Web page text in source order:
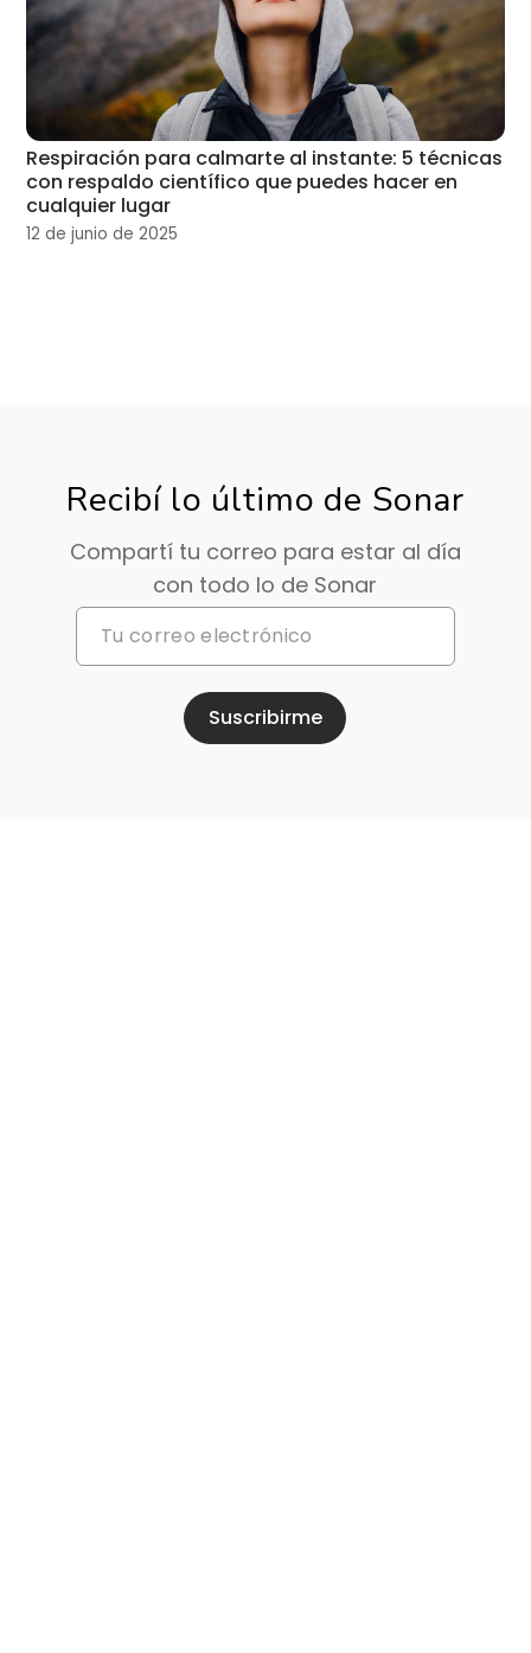
Respiración para calmarte al instante: 5 técnicas
con respaldo científico que puedes hacer en
cualquier lugar
12 de junio de 2025
Recibí lo último de Sonar
Compartí tu correo para estar al día
con todo lo de Sonar
Suscribirme